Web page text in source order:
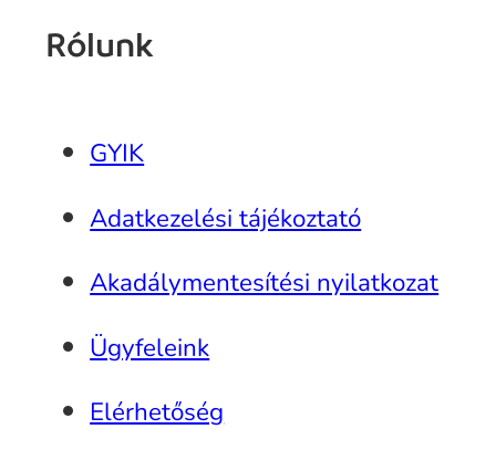
Rólunk
GYIK
Adatkezelési tájékoztató
Akadálymentesítési nyilatkozat
Ügyfeleink
Elérhetőség